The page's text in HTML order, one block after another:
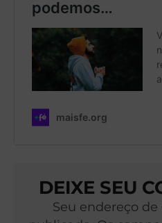
DEIXE SEU
Seu endereço